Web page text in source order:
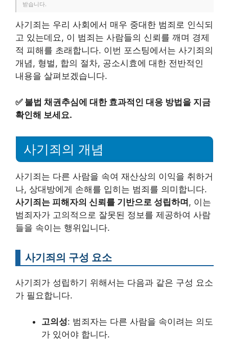
받습니다.
사기죄는 우리 사회에서 매우 중대한 범죄로 인식되
고 있는데요, 이 범죄는 사람들의 신뢰를 깨며 경제
적 피해를 초래합니다. 이번 포스팅에서는 사기죄의
개념, 형벌, 합의 절차, 공소시효에 대한 전반적인
내용을 살펴보겠습니다.
✅ 불법 채권추심에 대한 효과적인 대응 방법을 지금
확인해 보세요.
사기죄의 개념
사기죄는 다른 사람을 속여 재산상의 이익을 취하거
나, 상대방에게 손해를 입히는 범죄를 의미합니다.
사기죄는 피해자의 신뢰를 기반으로 성립하며 , 이는
범죄자가 고의적으로 잘못된 정보를 제공하여 사람
들을 속이는 행위입니다.
사기죄의 구성 요소
사기죄가 성립하기 위해서는 다음과 같은 구성 요소
가 필요합니다.
고의성: 범죄자는 다른 사람을 속이려는 의도
가 있어야 합니다.